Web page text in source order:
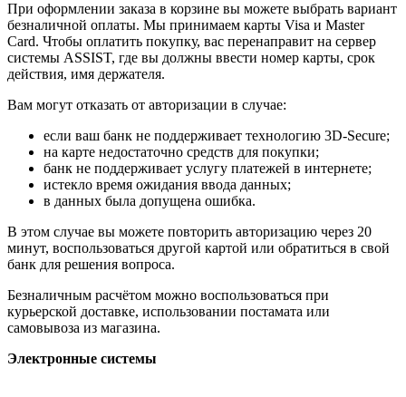
При оформлении заказа в корзине вы можете выбрать вариант
безналичной оплаты. Мы принимаем карты Visa и Master
Card. Чтобы оплатить покупку, вас перенаправит на сервер
системы ASSIST, где вы должны ввести номер карты, срок
действия, имя держателя.
Вам могут отказать от авторизации в случае:
если ваш банк не поддерживает технологию 3D-Secure;
на карте недостаточно средств для покупки;
банк не поддерживает услугу платежей в интернете;
истекло время ожидания ввода данных;
в данных была допущена ошибка.
В этом случае вы можете повторить авторизацию через 20
минут, воспользоваться другой картой или обратиться в свой
банк для решения вопроса.
Безналичным расчётом можно воспользоваться при
курьерской доставке, использовании постамата или
самовывоза из магазина.
Электронные системы